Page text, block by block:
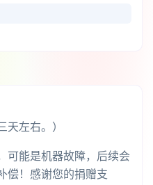
天左右。）
可能是机器故障，后续会
偿！感谢您的捐赠支